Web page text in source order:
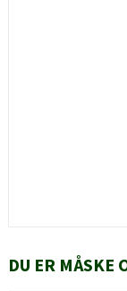
DU ER MÅSKE